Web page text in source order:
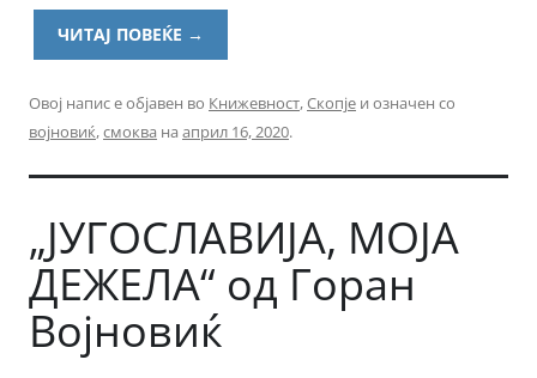
ЧИТАЈ ПОВЕЌЕ →
Овој напис е објавен во Книжевност,Скопје и означен со
војновиќ,смоква на април 16, 2020.
„ЈУГОСЛАВИЈА, МОЈА
ДЕЖЕЛА“ од Горан
Војновиќ